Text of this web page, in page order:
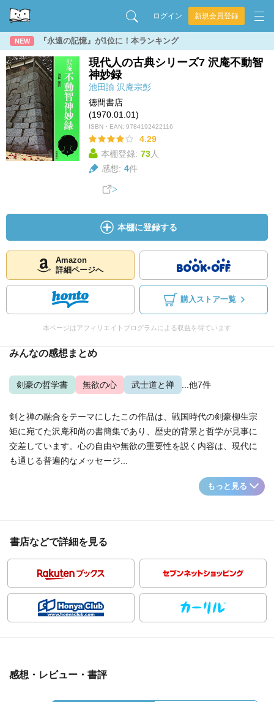
ログイン 新規会員登録
NEW 『永遠の記憶』が1位に！本ランキング
現代人の古典シリーズ7 沢庵不動智
神妙録
池田諭 沢庵宗彭
徳間書店
(1970.01.01)
ISBN・EAN: 9784192422116
4.29
本棚登録: 73人
感想: 4件
本棚に登録する
Amazon
詳細ページへ
購入ストア一覧
本ページはアフィリエイトプログラムによる収益を得ています
みんなの感想まとめ
剣豪の哲学書 無欲の心 武士道と禅 ...他7件
剣と禅の融合をテーマにしたこの作品は、戦国時代の剣豪柳生宗
矩に宛てた沢庵和尚の書簡集であり、歴史的背景と哲学が見事に
交差しています。心の自由や無欲の重要性を説く内容は、現代に
も通じる普遍的なメッセージ...
もっと見る
書店などで詳細を見る
感想・レビュー・書評